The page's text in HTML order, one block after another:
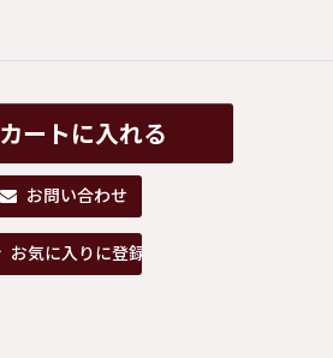
カートに入れる
お問い合わせ
お気に入りに登録